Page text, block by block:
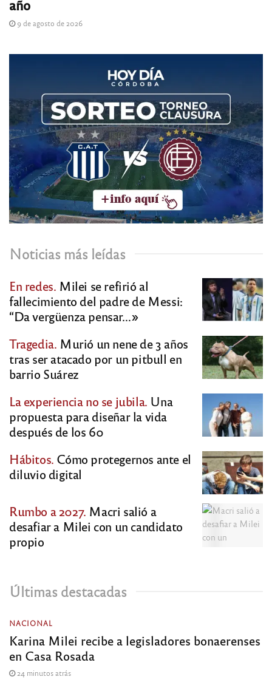
año
9 de agosto de 2026
Noticias más leídas
En redes. Milei se refirió al
fallecimiento del padre de Messi:
“Da vergüenza pensar…»
Tragedia. Murió un nene de 3 años
tras ser atacado por un pitbull en
barrio Suárez
La experiencia no se jubila. Una
propuesta para diseñar la vida
después de los 60
Hábitos. Cómo protegernos ante el
diluvio digital
Rumbo a 2027. Macri salió a
desafiar a Milei con un candidato
propio
Últimas destacadas
NACIONAL
Karina Milei recibe a legisladores bonaerenses
en Casa Rosada
24 minutos atrás